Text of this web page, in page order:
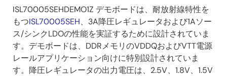
ISL70005SEHDEMO1Z デモボードは、耐放射線特性を
もつISL70005SEH、3A降圧レギュレータおよび1Aソー
ス/シンクLDOの性能を実証するために設計されていま
す。デモボードは、DDRメモリのVDDQおよびVTT電源
レールアプリケーション向けに特別設計されていま
す。降圧レギュレータの出力電圧は、2.5V、1.8V、1.5V